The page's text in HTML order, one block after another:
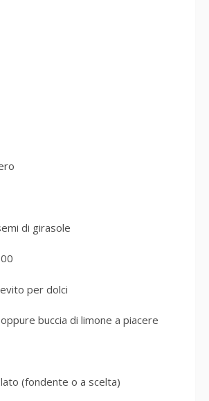
di girasole
per dolci
buccia di limone a piacere
(fondente o a scelta)